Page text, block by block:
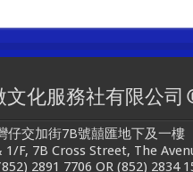
p o
k
文化服務社有限公司
仔交加街7B號囍匯地下及一樓
1/F, 7B Cross Street, The
2891 7706 OR (852) 2834